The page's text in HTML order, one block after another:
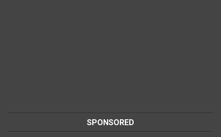
SPONSORED